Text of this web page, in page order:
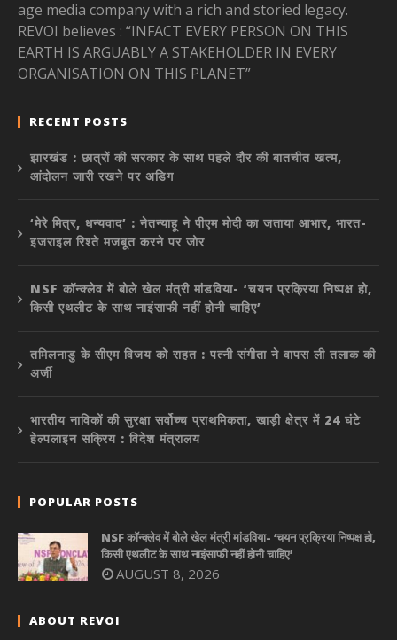
age media company with a rich and storied legacy.
REVOI believes : “INFACT EVERY PERSON ON THIS
EARTH IS ARGUABLY A STAKEHOLDER IN EVERY
ORGANISATION ON THIS PLANET”
RECENT POSTS
झारखंड : छात्रों की सरकार के साथ पहले दौर की बातचीत खत्म,
आंदोलन जारी रखने पर अडिग
‘मेरे मित्र, धन्यवाद’ : नेतन्याहू ने पीएम मोदी का जताया आभार, भारत-
इजराइल रिश्ते मजबूत करने पर जोर
NSF कॉन्क्लेव में बोले खेल मंत्री मांडविया- ‘चयन प्रक्रिया निष्पक्ष हो,
किसी एथलीट के साथ नाइंसाफी नहीं होनी चाहिए’
तमिलनाडु के सीएम विजय को राहत : पत्नी संगीता ने वापस ली तलाक की
अर्जी
भारतीय नाविकों की सुरक्षा सर्वोच्च प्राथमिकता, खाड़ी क्षेत्र में 24 घंटे
हेल्पलाइन सक्रिय : विदेश मंत्रालय
POPULAR POSTS
NSF कॉन्क्लेव में बोले खेल मंत्री मांडविया- ‘चयन प्रक्रिया निष्पक्ष हो,
किसी एथलीट के साथ नाइंसाफी नहीं होनी चाहिए’
AUGUST 8, 2026
ABOUT REVOI